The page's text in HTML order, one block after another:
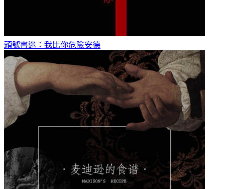
頭號書迷：我比你危險安德